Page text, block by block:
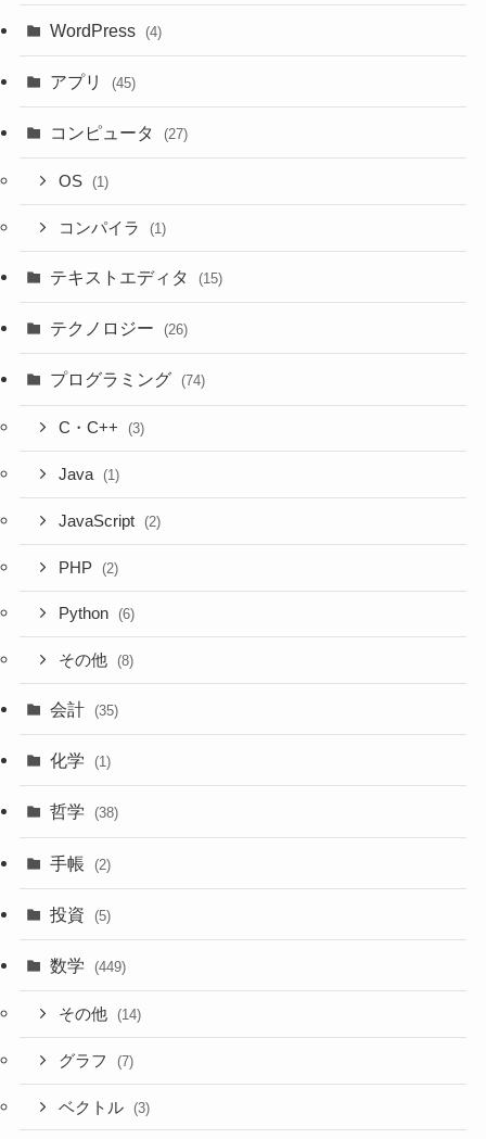
WordPress (4)
アプリ (45)
コンピュータ (27)
OS (1)
コンパイラ (1)
テキストエディタ (15)
テクノロジー (26)
プログラミング (74)
C・C++ (3)
Java (1)
JavaScript (2)
PHP (2)
Python (6)
その他 (8)
会計 (35)
化学 (1)
哲学 (38)
手帳 (2)
投資 (5)
数学 (449)
その他 (14)
グラフ (7)
ベクトル (3)